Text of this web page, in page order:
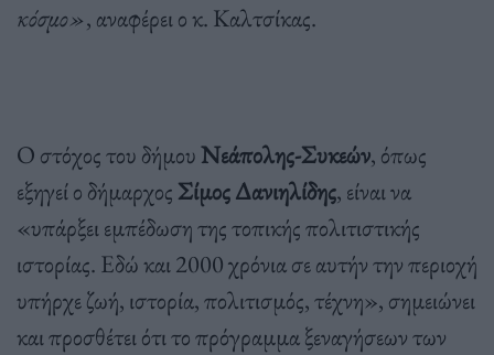
κόσμο», αναφέρει ο κ. Καλτσίκας.
Ο στόχος του δήμουΝεάπολης-Συκεών, όπως
εξηγεί ο δήμαρχος Σίμος Δανιηλίδης, είναι να
«υπάρξει εμπέδωση της τοπικής πολιτιστικής
ιστορίας. Εδώ και 2000 χρόνια σε αυτήν την περιοχή
υπήρχε ζωή, ιστορία, πολιτισμός, τέχνη», σημειώνει
και προσθέτει ότι το πρόγραμμα ξεναγήσεων των